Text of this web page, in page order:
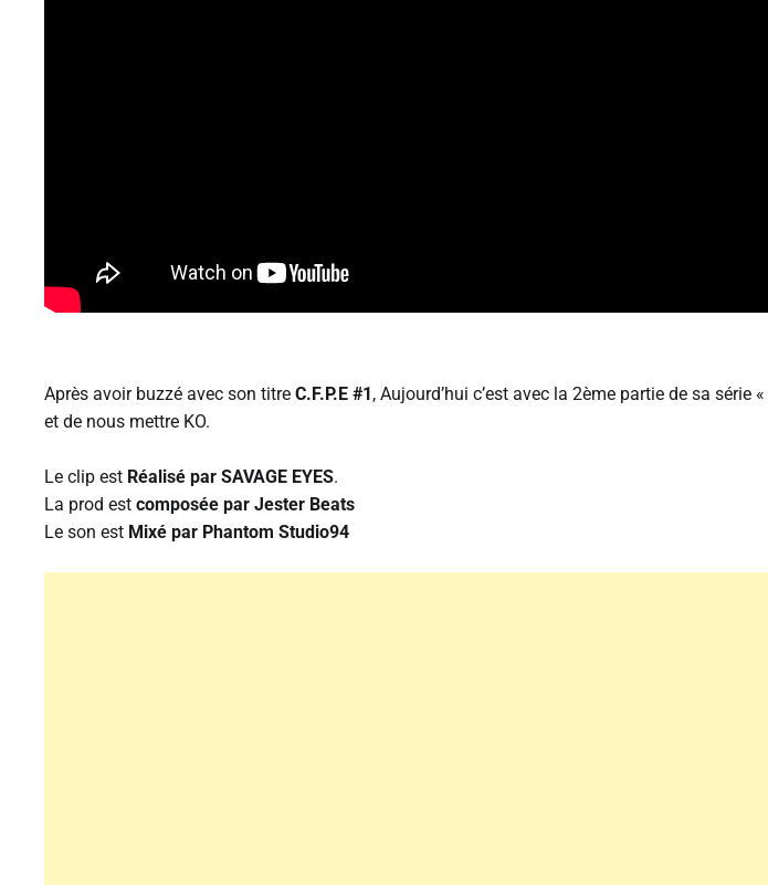
Après avoir buzzé avec son titre C.F.P.E #1, Aujourd’hui c’est avec la 2ème partie de sa série «
et de nous mettre KO.
Le clip est Réalisé par SAVAGE EYES.
La prod est composée par Jester Beats
Le son est Mixé par Phantom Studio94